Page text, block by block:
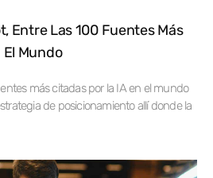
Entre Las 100 Fuentes Más
El Mundo
más citadas por la IA en el mundo
de posicionamiento allí donde la